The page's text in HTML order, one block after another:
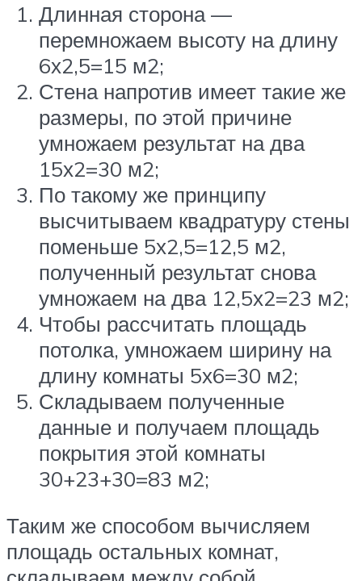
Длинная сторона —
перемножаем высоту на длину
6х2,5=15 м2;
Стена напротив имеет такие же
размеры, по этой причине
умножаем результат на два
15х2=30 м2;
По такому же принципу
высчитываем квадратуру стены
поменьше 5х2,5=12,5 м2,
полученный результат снова
умножаем на два 12,5х2=23 м2;
Чтобы рассчитать площадь
потолка, умножаем ширину на
длину комнаты 5х6=30 м2;
Складываем полученные
данные и получаем площадь
покрытия этой комнаты
30+23+30=83 м2;
Таким же способом вычисляем
площадь остальных комнат,